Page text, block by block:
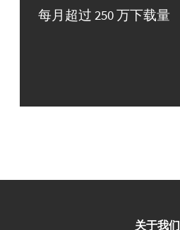
每月超过 250 万下载量
关于我们